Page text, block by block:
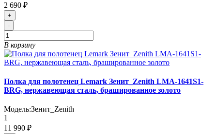
2 690 ₽
+
-
В корзину
Полка для полотенец Lemark Зенит_Zenith LMA-1641S1-
BRG, нержавеющая сталь, брашированное золото
Модель:Зенит_Zenith
1
11 990 ₽